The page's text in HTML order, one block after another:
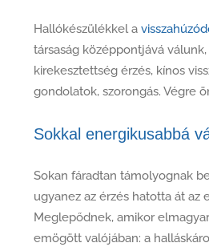
Hallókészülékkel a
társaság középpontjává
kirekesztettség érzés, kínos
gondolatok, szorongás. Végre
Sokkal energikusabbá
Sokan fáradtan támolyognak
ugyanez az érzés hatotta át az
Meglepődnek, amikor
emögött valójában: a